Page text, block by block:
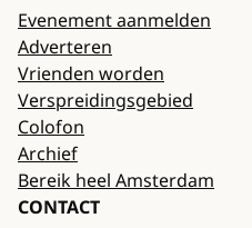
Evenement aanmelden
Adverteren
Vrienden worden
Verspreidingsgebied
Colofon
Archief
Bereik heel Amsterdam
CONTACT